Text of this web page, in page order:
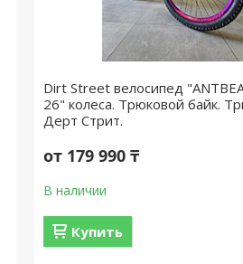
Dirt Street велосипед
26" колеса. Трюковой байк.
Дерт Стрит.
от 179 990 ₸
В наличии
Купить